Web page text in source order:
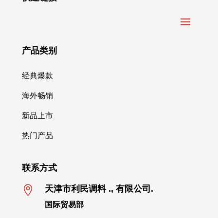
产品类别
经典爆款
海外畅销
新品上市
热门产品
联系方式
 天津市利民调料 ., 有限公司.
国际贸易部